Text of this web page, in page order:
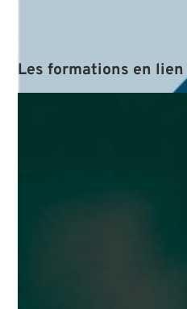
Les formations en lien